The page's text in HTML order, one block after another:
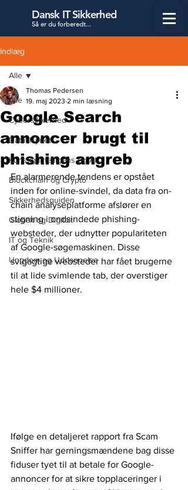
Dansk IT Sikkerhed
Så er du forberedt...
Indlæg
Alle
Cybersikkerhed
Datatilsynet
Kunstig Intelligens og AI
Blockchain og Crypto
Sikkerhedsguiden
Globalt og Digitalt
IT og Teknik
Ungdom og Uddannelse
Alle
Google Search
annoncer brugt til
phishing angreb
Thomas Pedersen
19. maj 2023 2 min læsning
En alarmerende tendens er opstået
inden for online-svindel, da data fra on-
chain analyseplatforme afslører en
stigning i ondsindede phishing-
websteder, der udnytter populariteten
af ​​Google-søgemaskinen. Disse
svigagtige websteder har fået brugerne
til at lide svimlende tab, der overstiger
hele $4 millioner.
Ifølge en detaljeret rapport fra Scam
Sniffer har gerningsmændene bag disse
fiduser tyet til at betale for Google-
annoncer for at sikre topplaceringer i